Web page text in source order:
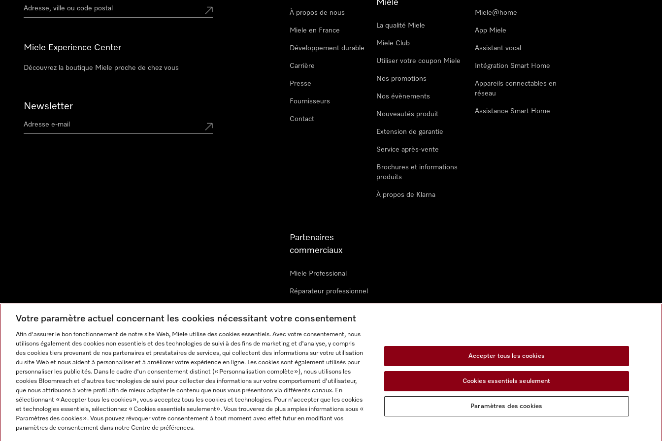
Miele Experience Center
Découvrez la boutique Miele proche de chez vous
Newsletter
À propos de nous
Miele en France
Développement durable
Carrière
Presse
Fournisseurs
Contact
Miele
La qualité Miele
Miele Club
Utiliser votre coupon Miele
Nos promotions
Nos évènements
Nouveautés produit
Extension de garantie
Service après-vente
Brochures et informations
produits
À propos de Klarna
Miele@home
App Miele
Assistant vocal
Intégration Smart Home
Appareils connectables en
réseau
Assistance Smart Home
Partenaires
commerciaux
Miele Professional
Réparateur professionnel
Revendeurs
Mentions légales CGV Protection des données Conditions d'utilisation Déclaration d'accessibilité
Paramètres des cookies
Votre paramètre actuel concernant les cookies nécessitant votre consentement
Afin d'assurer le bon fonctionnement de notre site Web, Miele utilise des cookies essentiels. Avec votre consentement, nous
utilisons également des cookies non essentiels et des technologies de suivi à des fins de marketing et d'analyse, y compris
des cookies tiers provenant de nos partenaires et prestataires de services, qui collectent des informations sur votre utilisation
du site Web et nous aident à personnaliser et à améliorer votre expérience en ligne. Les cookies sont également utilisés pour
personnaliser les publicités. Dans le cadre d'un consentement distinct (« Personnalisation complète »), nous utilisons les
cookies Bloomreach et d'autres technologies de suivi pour collecter des informations sur votre comportement d'utilisateur,
que nous attribuons à votre profil afin de mieux adapter le contenu que nous vous présentons via différents canaux. En
sélectionnant « Accepter tous les cookies », vous acceptez tous les cookies et technologies. Pour n'accepter que les cookies
et technologies essentiels, sélectionnez « Cookies essentiels seulement». Vous trouverez de plus amples informations sous «
Paramètres des cookies ». Vous pouvez révoquer votre consentement à tout moment avec effet futur en modifiant vos
paramètres de consentement dans notre Centre de préférences.
Accepter tous les cookies
Cookies essentiels seulement
Paramètres des cookies